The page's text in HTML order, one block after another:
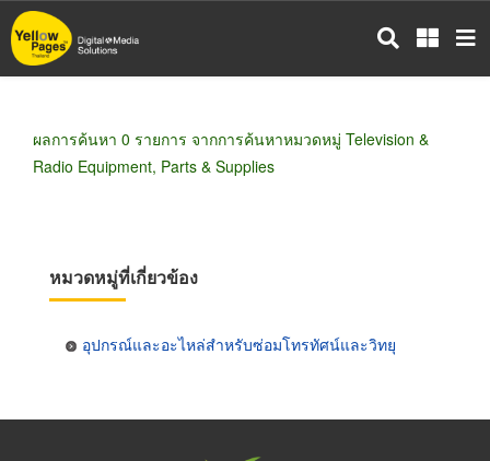
ข้าม
ไป
ผลการค้นหา 0 รายการ จากการค้นหาหมวดหมู่ Television &
Radio Equipment, Parts & Supplies
หมวดหมู่ที่เกี่ยวข้อง
อุปกรณ์และอะไหล่สำหรับซ่อมโทรทัศน์และวิทยุ